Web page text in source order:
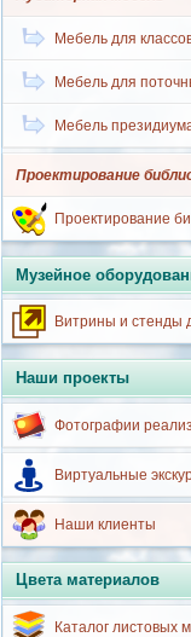
Мебель для
Мебель для
Мебель
Проектирование
Проектирование
Музейное
Витрины и стенды
Наши проекты
Фотографии
Виртуальные
Наши клиенты
Цвета материалов
Каталог листовых